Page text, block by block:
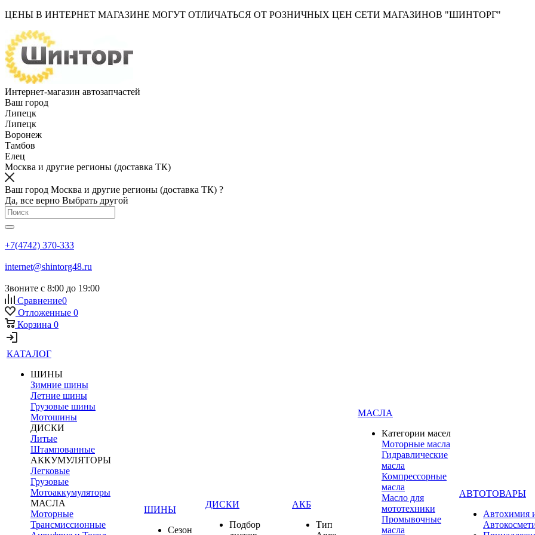
ЦЕНЫ В ИНТЕРНЕТ МАГАЗИНЕ МОГУТ ОТЛИЧАТЬСЯ ОТ РОЗНИЧНЫХ ЦЕН СЕТИ МАГАЗИНОВ "ШИНТОРГ"
Интернет-магазин автозапчастей
Ваш город
Липецк
Липецк
Воронеж
Тамбов
Елец
Москва и другие регионы (доставка ТК)
Ваш город Москва и другие регионы (доставка ТК) ?
Да, все верно Выбрать другой
+7(4742) 370-333
internet@shintorg48.ru
Звоните с 8:00 до 19:00
Сравнение0
Отложенные 0
Корзина 0
КАТАЛОГ
ШИНЫ
Зимние шины
Летние шины
Грузовые шины
Мотошины
ДИСКИ
Литые
Штампованные
АККУМУЛЯТОРЫ
Легковые
Грузовые
Мотоаккумуляторы
МАСЛА
Моторные
Трансмиссионные
ШИНЫ
Сезон
ДИСКИ
Подбор
АКБ
Тип
МАСЛА
Категории масел
Моторные масла
Гидравлические
масла
Компрессорные
масла
Масло для
мототехники
Промывочные
масла
АВТОТОВАРЫ
Автохимия